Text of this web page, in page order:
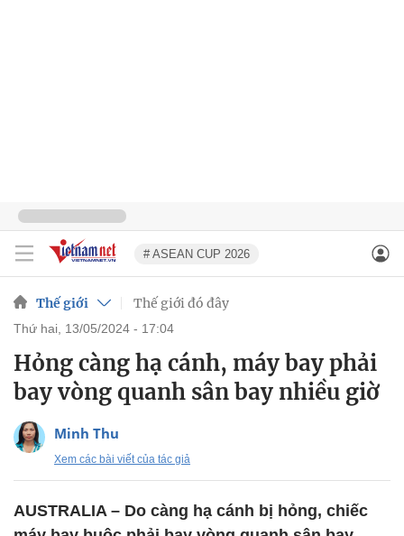
# ASEAN CUP 2026
Thế giới Thế giới đó đây
thứ hai, 13/05/2024 - 17:04
Hỏng càng hạ cánh, máy bay phải
bay vòng quanh sân bay nhiều giờ
Minh Thu
Xem các bài viết của tác giả
AUSTRALIA – Do càng hạ cánh bị hỏng, chiếc